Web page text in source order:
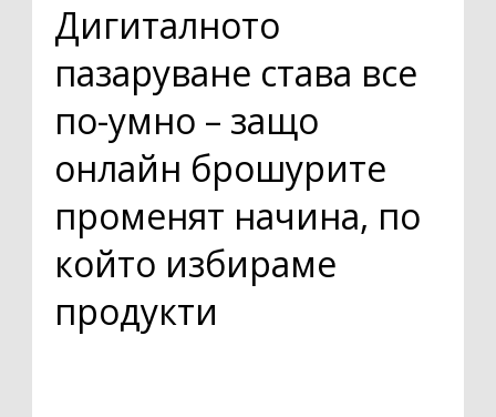
Дигиталното
пазаруване става все
по-умно – защо
онлайн брошурите
променят начина, по
който избираме
продукти